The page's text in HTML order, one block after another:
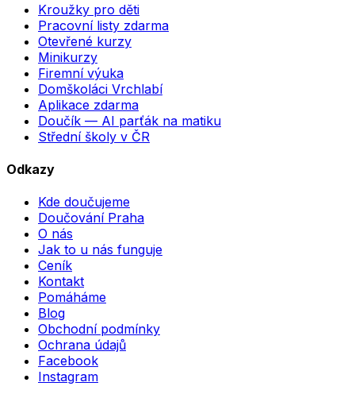
Kroužky pro děti
Pracovní listy zdarma
Otevřené kurzy
Minikurzy
Firemní výuka
Domškoláci Vrchlabí
Aplikace zdarma
Doučík — AI parťák na matiku
Střední školy v ČR
Odkazy
Kde doučujeme
Doučování Praha
O nás
Jak to u nás funguje
Ceník
Kontakt
Pomáháme
Blog
Obchodní podmínky
Ochrana údajů
Facebook
Instagram